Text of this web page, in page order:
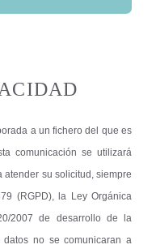
a un fichero del que es
comunicación se utilizará
atender su solicitud, siempre
(RGPD), la Ley Orgánica
2007 de desarrollo de la
datos no se comunicaran a